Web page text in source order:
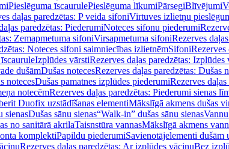
Pieslēguma īscaurulePieslēguma līkumiPārsegiBlīvējumi
daļas paredzētas: P veida sifoniVirtuves izlietņu
paredzētas: PiederumiNoteces sifonu piederumi
Zemapmetuma sifoniVirsapmetuma sifoniRezerves
Noteces sifoni saimniecības izlietnēmSifoniRezerves
Izplūdes vārstiRezerves daļas paredzētas: Izplūdes
dušāmDušas notecesRezerves daļas paredzētas: Dušas
notecesDušas pamatnes izplūdes piederumiRezerves
notecēmRezerves daļas paredzētas: Piederumi sienas
Duofix uzstādīšanas elementiMākslīgā akmens dušas
sienasDušas sānu sienas“Walk-in” dušas sānu sienas
no sanitārā akrilaTaisnstūra vannasMākslīgā akmens
komplektiPapildu piederumiSavienotājelementi dušām
Rezerves daļas paredzētas: Ar izplūdes vāciņuBez